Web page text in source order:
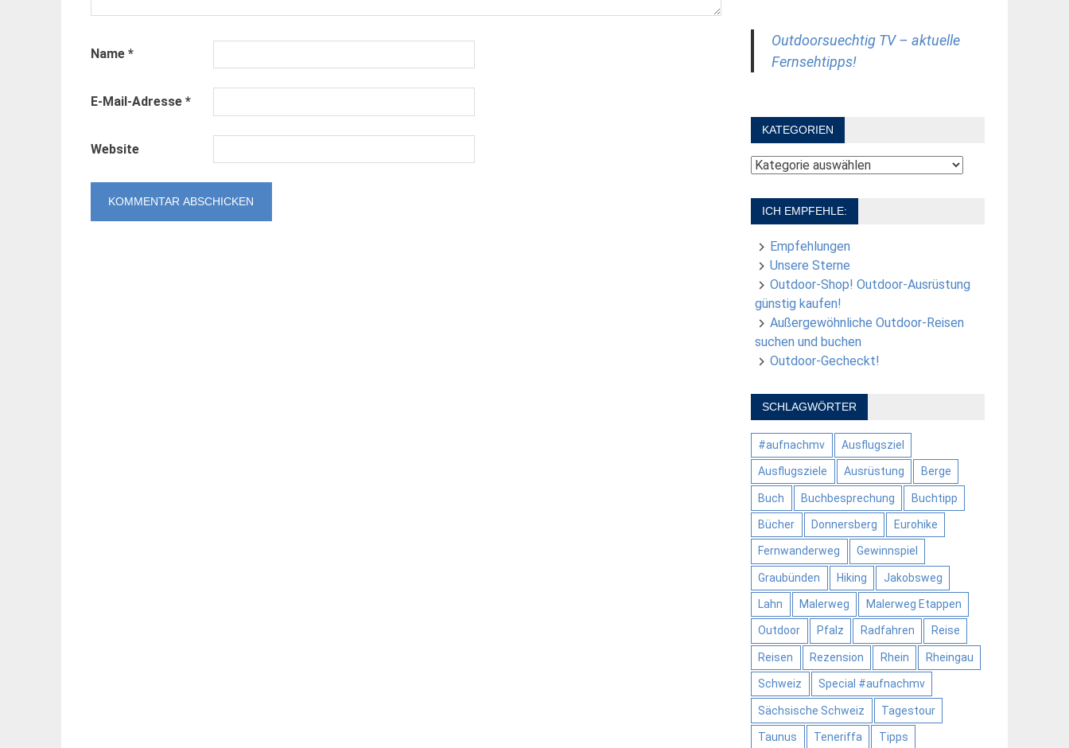
Name *
E-Mail-Adresse *
Website
Outdoorsuechtig TV – aktuelle
Fernsehtipps!
KATEGORIEN
Kategorien
ICH EMPFEHLE:
Empfehlungen
Unsere Sterne
Outdoor-Shop! Outdoor-Ausrüstung
günstig kaufen!
Außergewöhnliche Outdoor-Reisen
suchen und buchen
Outdoor-Gecheckt!
SCHLAGWÖRTER
#aufnachmv Ausflugsziel
Ausflugsziele Ausrüstung Berge
Buch Buchbesprechung Buchtipp
Bücher Donnersberg Eurohike
Fernwanderweg Gewinnspiel
Graubünden Hiking Jakobsweg
Lahn Malerweg Malerweg Etappen
Outdoor Pfalz Radfahren Reise
Reisen Rezension Rhein Rheingau
Schweiz Special #aufnachmv
Sächsische Schweiz Tagestour
Taunus Teneriffa Tipps